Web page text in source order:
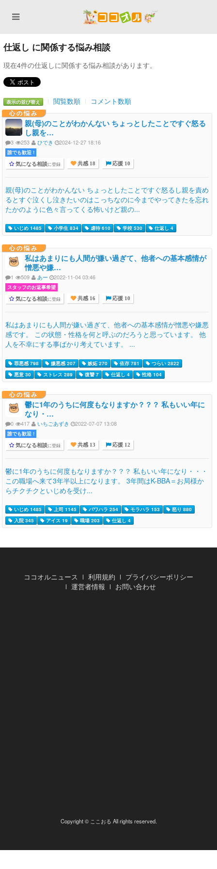
仕返し に関係する悩み相談
現在4件の仕返しに関係する悩み相談があります。
表示の並び替え 閲覧数順 コメント数順
心の悩み
親(母)のことがわかんない ちょっとしたことですぐ怒る
し親を…
3 253 ひでき 2024-12-27 18:16
誰でも歓迎 !
気になる相談に登録 共感 18 応援 10
親(母)のことがわかんない ちょっとしたことですぐ怒るし親を責め
るとすぐ泣くし泣きたいのはこっちなのに今までやってきたを忘れ
たかのように色々言ってくる怖いけど親の...
いじめ 1485 小学生 834 虐待 610 学校 530 仕返し 4
心の悩み
私はあまりにも人間が嫌い過ぎて、他者への基本感情が
憎悪や嫌…
1 509 あー 2022-11-04 03:46
スタッフのお返事希望
気になる相談に登録 共感 16 応援 10
私はあまりにも人間が嫌い過ぎて、他者への基本感情が憎悪や嫌悪
感です。 この状態・性格を何と呼ぶのだろうと思っています。 他
人を不幸にする事ばかり考えています。 ...
罪悪感 798 嫌悪感 207 嫉妬 270 依存 781
つらい 2822
悪意 30
ストレス 289 復讐 7 仕返し 4 性格 104
心の悩み
鬱に1年のうちに何度もなりますか？？？ 私もいい年に
なり・…
0 417 いちごあずき 2022-07-07 13:08
誰でも歓迎 !
気になる相談に登録 共感 13 応援 12
鬱に1年のうちに何度もなりますか？？？ 私もいい年になり・・・
この職場へ来て3年半以上になります。 3年間はK-BBA＝お局様か
らチクチクといじめを受け...
いじめ 1485 上司 1145 パワハラ 254 モラハラ 153
怒り 880
入院 345
アイス 19 職場 203 仕返し 4
ココオルニュース 利用規約
プライバシーポリシー
運営者情報
お問い合わせ
Copyright © ここおる All rights reserved.